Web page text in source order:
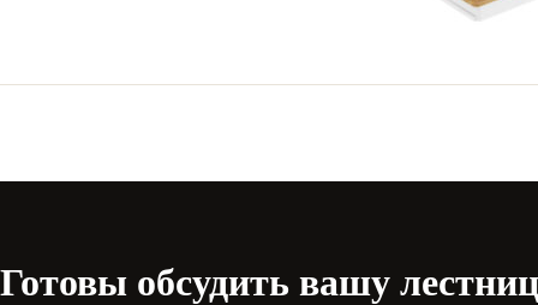
Готовы обсудить вашу